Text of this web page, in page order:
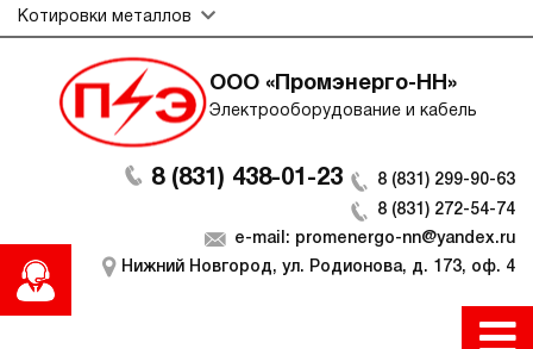
Котировки металлов
ООО «Промэнерго-НН»
Электрооборудование и кабель
8 (831) 438-01-23
8 (831) 299-90-63
8 (831) 272-54-74
e-mail: promenergo-nn@yandex.ru
Нижний Новгород, ул. Родионова, д. 173, оф. 4